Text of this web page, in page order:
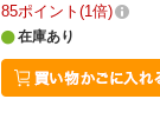
85ポイント 1倍
在庫あり